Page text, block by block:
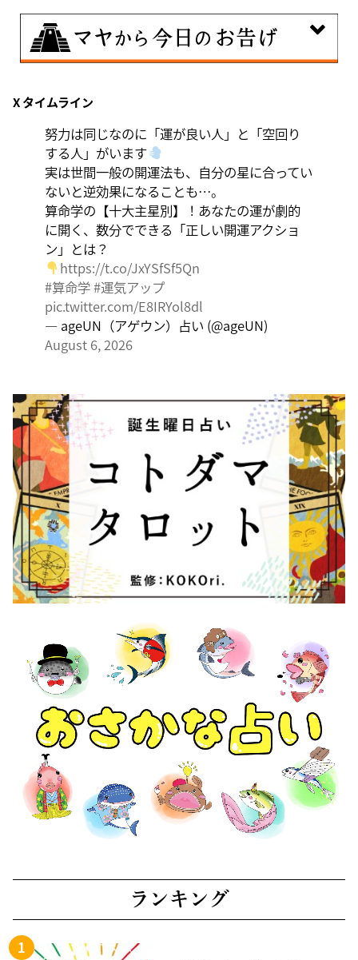
興味のある分野で、熟練を志す日。なんとなくではな
す。
X タイムライン
努力は同じなのに「運が良い人」と「空回り
する人」がいます
実は世間一般の開運法も、自分の星に合ってい
ないと逆効果になることも…。
算命学の【十大主星別】！あなたの運が劇的
に開く、数分でできる「正しい開運アクショ
ン」とは？
https://t.co/JxYSfSf5Qn
#算命学#運気アップ
pic.twitter.com/E8IRYol8dl
— ageUN（アゲウン）占い (@ageUN)
August 6, 2026
ランキング